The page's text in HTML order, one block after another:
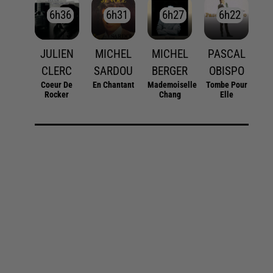
6h36
6h36
JULIEN
CLERC
Coeur De
Rocker
6h31
6h31
MICHEL
SARDOU
En Chantant
6h27
6h27
MICHEL
BERGER
Mademoiselle
Chang
6h22
6h22
PASCAL
OBISPO
Tombe Pour
Elle